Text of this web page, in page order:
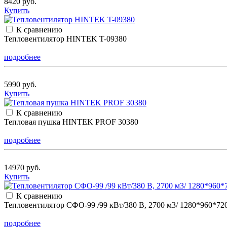
Купить
К сравнению
Тепловентилятор HINTEK T-09380
подробнее
5990 руб.
Купить
К сравнению
Тепловая пушка HINTEK PROF 30380
подробнее
14970 руб.
Купить
К сравнению
Тепловентилятор СФО-99 /99 кВт/380 В, 2700 м3/
подробнее